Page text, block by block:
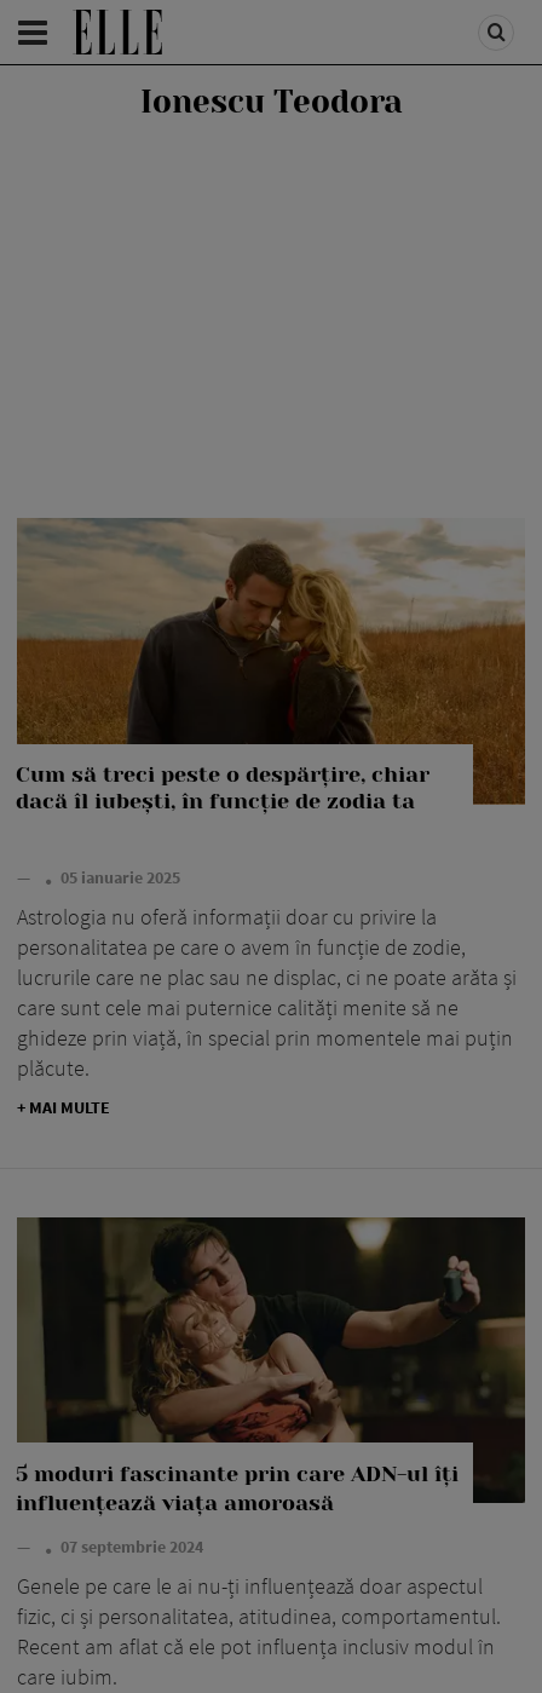
HOMEPAGE /AUTOR
Ionescu Teodora
Cum să treci peste o despărțire, chiar
dacă îl iubești, în funcție de zodia ta
— 05 ianuarie 2025
Astrologia nu oferă informații doar cu privire la
personalitatea pe care o avem în funcție de zodie,
lucrurile care ne plac sau ne displac, ci ne poate arăta și
care sunt cele mai puternice calități menite să ne
ghideze prin viață, în special prin momentele mai puțin
plăcute.
+ MAI MULTE
5 moduri fascinante prin care ADN-ul îți
influențează viața amoroasă
— 07 septembrie 2024
Genele pe care le ai nu-ți influențează doar aspectul
fizic, ci și personalitatea, atitudinea, comportamentul.
Recent am aflat că ele pot influența inclusiv modul în
care iubim.